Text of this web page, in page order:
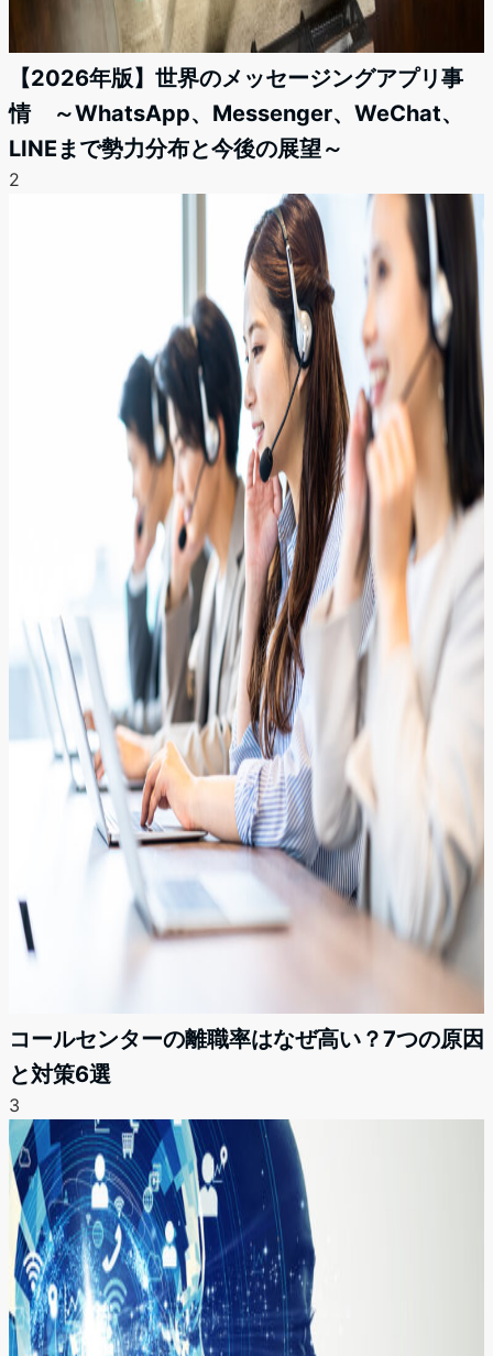
【2026年版】世界のメッセージングアプリ事
情 ～WhatsApp、Messenger、WeChat、
LINEまで勢力分布と今後の展望～
2
コールセンターの離職率はなぜ高い？7つの原因
と対策6選
3